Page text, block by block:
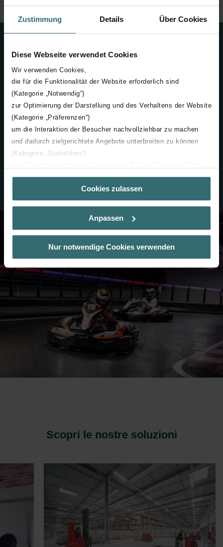
Zustimmung Details Über Cookies
Diese Webseite verwendet Cookies
Wir verwenden Cookies,
die für die Funktionalität der Website erforderlich sind
(Kategorie „Notwendig“)
zur Optimierung der Darstellung und des Verhaltens der Website
(Kategorie „Präferenzen“)
um die Interaktion der Besucher nachvollziehbar zu machen
und dadurch zielgerichtete Angebote unterbreiten zu können
(Kategorie „Statistiken“)
(Kategorie „Marketing“)
Über „Details zeigen“ bzw. die Datenschutzerklärung erhalten
Sie weitere Informationen. Durch die Auswahl der Kategorie
der Auswahl von „Statistiken“ willigen Sie ein, dass wir Ihren
Besuchsverlauf auf unserer Website verwenden, um Ihnen die
bestmögliche Nutzererfahrung zu ermöglichen und Ihnen
selbstverständlich über einen Link in der Datenschutzerklärung
Datenschutzerklärung der Zehnder Group
Zehnder Group AG: Data Privacy
Zehnder Group België nv/sa: Déclarations de confidentialité
Zehnder Group Czech Republic s.r.o.: Zásady ochrany
Zehnder Group Ibérica SAU: Política de privacidad
Zehnder Group Sales International: Privacy Policy
Zehnder Group Schweiz AG: Datenschutz
danych Zehnder
Zehnder Group UK Limited: Privacy Policy
Cookies zulassen
Anpassen
Nur notwendige Cookies verwenden
Termostrisce radianti per
riscaldamento e
raffrescamento
Un'ampia gamma di applicazioni
commerciali
Il sistema radiante Zehnder si adatta a qualsiasi tipo di progetto
Scopri le nostre soluzioni